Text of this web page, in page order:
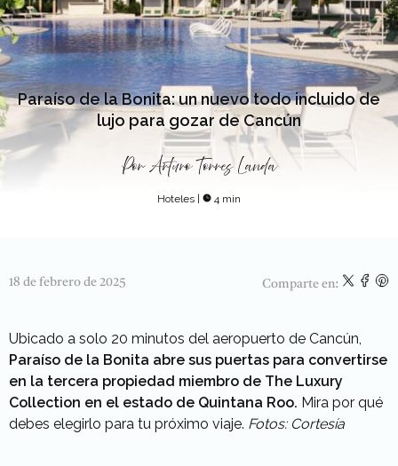
Paraíso de la Bonita: un nuevo todo incluido de
lujo para gozar de Cancún
Por Arturo Torres Landa
Hoteles | 4 min
18 de febrero de 2025 Comparte en:
Ubicado a solo 20 minutos del aeropuerto de Cancún,
Paraíso de la Bonita abre sus puertas para convertirse
en la tercera propiedad miembro de The Luxury
Collection en el estado de Quintana Roo. Mira por qué
debes elegirlo para tu próximo viaje. Fotos: Cortesía